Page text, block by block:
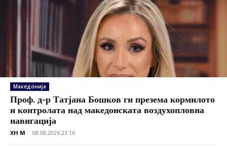
Македонија
Проф. д-р Татјана Бошков ги презема кормилото
и контролата над македонската воздухопловна
навигација
XH M - 08.08.2026 23:16